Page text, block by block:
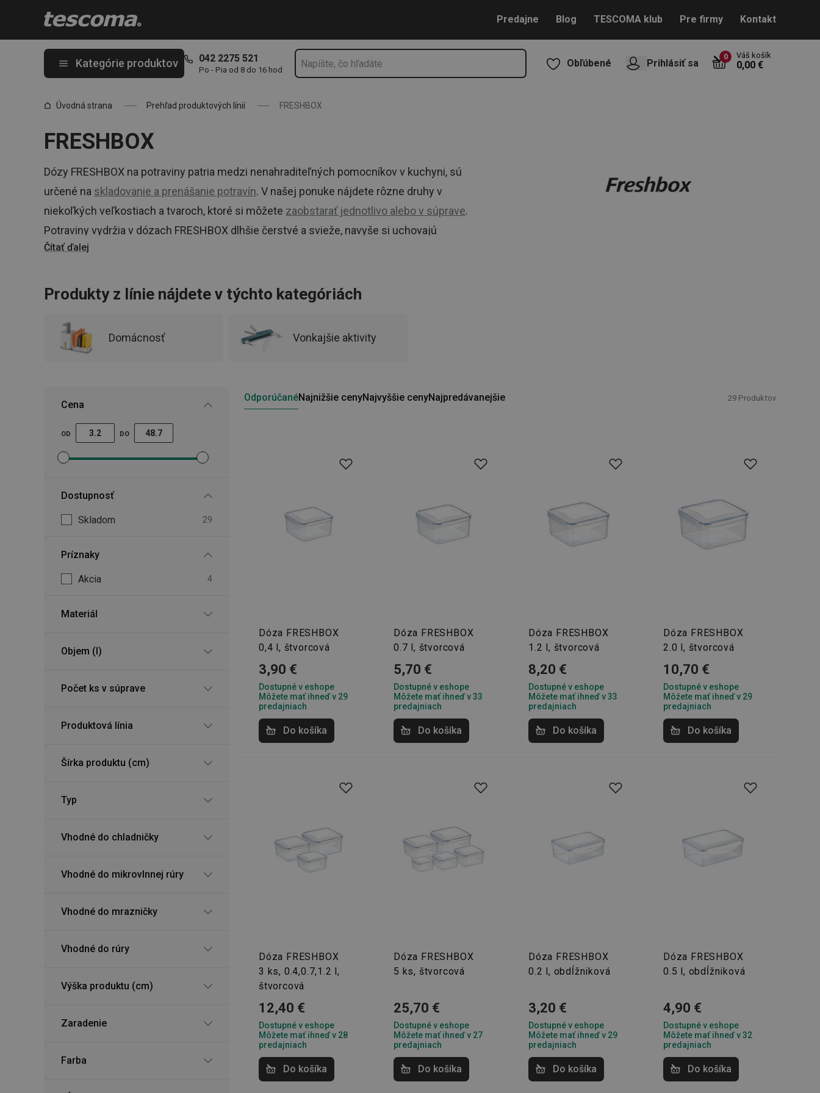
Predajne Blog TESCOMA klub Pre firmy Kontakt
Kategórie produktov 042 2275 521
Po - Pia od 8 do 16 hod
Obľúbené Prihlásiť sa
0 Váš košík
0,00 €
Úvodná strana Prehľad produktových línií FRESHBOX
FRESHBOX
Dózy FRESHBOX na potraviny patria medzi nenahraditeľných pomocníkov v kuchyni, sú
určené na skladovanie a prenášanie potravín. V našej ponuke nájdete rôzne druhy v
niekoľkých veľkostiach a tvaroch, ktoré si môžete zaobstarať jednotlivo alebo v súprave.
Potraviny vydržia v dózach FRESHBOX dlhšie čerstvé a svieže, navyše si uchovajú
arómu.
Čítať ďalej
Produkty z línie nájdete v týchto kategóriách
Domácnosť Vonkajšie aktivity
Cena
OD DO
Nastaviť filter minimálna cena
Nastaviť filter maximálna cena
Dostupnosť
Skladom 29
Príznaky
Akcia 4
Materiál
Objem (l)
Počet ks v súprave
Produktová línia
Šírka produktu (cm)
Typ
Vhodné do chladničky
Vhodné do mikrovlnnej rúry
Vhodné do mrazničky
Vhodné do rúry
Výška produktu (cm)
Zaradenie
Farba
OdporúčanéNajnižšie cenyNajvyššie cenyNajpredávanejšie 29 Produktov
Dóza FRESHBOX
0,4 l, štvorcová
3,90 €
Dostupné v eshope
Môžete mať ihneď v 29
predajniach
Do košíka
Dóza FRESHBOX
0.7 l, štvorcová
5,70 €
Dostupné v eshope
Môžete mať ihneď v 33
predajniach
Do košíka
Dóza FRESHBOX
1.2 l, štvorcová
8,20 €
Dostupné v eshope
Môžete mať ihneď v 33
predajniach
Do košíka
Dóza FRESHBOX
2.0 l, štvorcová
10,70 €
Dostupné v eshope
Môžete mať ihneď v 29
predajniach
Do košíka
Dóza FRESHBOX
3 ks, 0.4,0.7,1.2 l,
štvorcová
12,40 €
Dostupné v eshope
Môžete mať ihneď v 28
predajniach
Do košíka
Dóza FRESHBOX
5 ks, štvorcová
25,70 €
Dostupné v eshope
Môžete mať ihneď v 27
predajniach
Do košíka
Dóza FRESHBOX
0.2 l, obdĺžniková
3,20 €
Dostupné v eshope
Môžete mať ihneď v 29
predajniach
Do košíka
Dóza FRESHBOX
0.5 l, obdĺžniková
4,90 €
Dostupné v eshope
Môžete mať ihneď v 32
predajniach
Do košíka